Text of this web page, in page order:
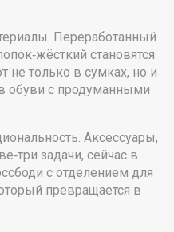
Переработанный
становятся
не только в сумках, но и
обуви с продуманными
Аксессуары,
задачи, сейчас в
с отделением для
превращается в